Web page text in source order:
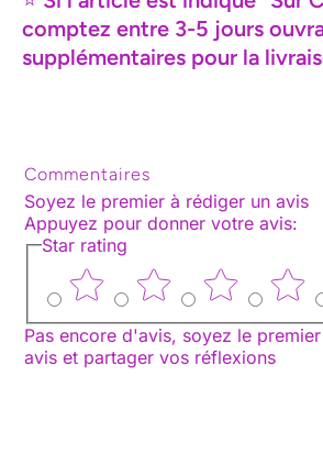
comptez entre 3-5 jours
supplémentaires pour la
Commentaires
Soyez le premier à rédiger un avis
Appuyez pour donner votre avis:
Star rating
Pas encore d'avis, soyez le
avis et partager vos réflexions